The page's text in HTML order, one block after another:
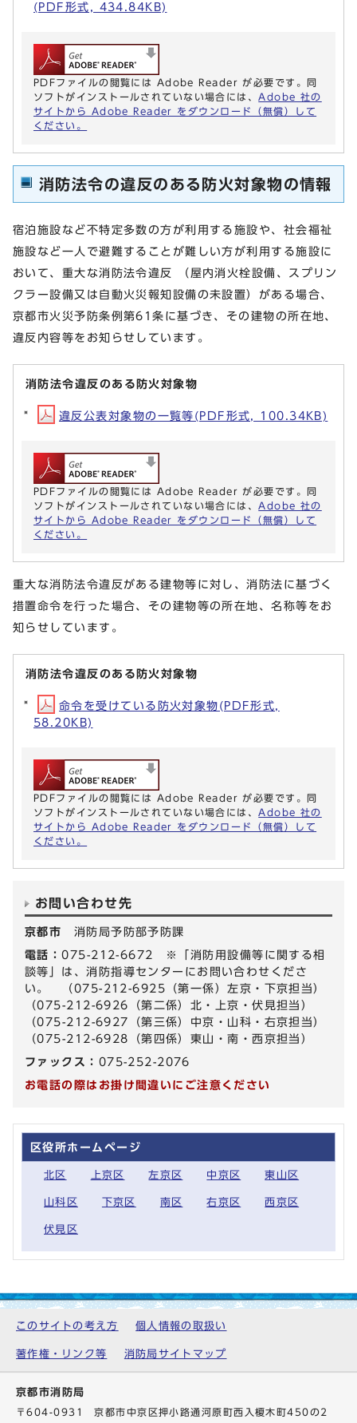
(PDF形式, 434.84KB)
PDFファイルの閲覧には Adobe Reader が必要です。同
ソフトがインストールされていない場合には、 Adobe 社の
サイトから Adobe Reader をダウンロード（無償）して
ください。
消防法令の違反のある防火対象物の情報
宿泊施設など不特定多数の方が利用する施設や、社会福祉
施設など一人で避難することが難しい方が利用する施設に
おいて、重大な消防法令違反 （屋内消火栓設備、スプリン
クラー設備又は自動火災報知設備の未設置）がある場合、
京都市火災予防条例第61条に基づき、その建物の所在地、
違反内容等をお知らせしています。
消防法令違反のある防火対象物
違反公表対象物の一覧等(PDF形式, 100.34KB)
PDFファイルの閲覧には Adobe Reader が必要です。同
ソフトがインストールされていない場合には、 Adobe 社の
サイトから Adobe Reader をダウンロード（無償）して
ください。
重大な消防法令違反がある建物等に対し、消防法に基づく
措置命令を行った場合、その建物等の所在地、名称等をお
知らせしています。
消防法令違反のある防火対象物
命令を受けている防火対象物(PDF形式,
58.20KB)
PDFファイルの閲覧には Adobe Reader が必要です。同
ソフトがインストールされていない場合には、 Adobe 社の
サイトから Adobe Reader をダウンロード（無償）して
ください。
お問い合わせ先
京都市 消防局予防部予防課
電話：075-212-6672 ※「消防用設備等に関する相
談等」は、消防指導センターにお問い合わせくださ
い。 （075-212-6925（第一係）左京・下京担当）
（075-212-6926（第二係）北・上京・伏見担当）
（075-212-6927（第三係）中京・山科・右京担当）
（075-212-6928（第四係）東山・南・西京担当）
ファックス： 075-252-2076
お電話の際はお掛け間違いにご注意ください
区役所ホームページ
北区 上京区 左京区 中京区 東山区
山科区 下京区 南区 右京区 西京区
伏見区
このサイトの考え方 個人情報の取扱い
著作権・リンク等 消防局サイトマップ
京都市消防局
〒604-0931 京都市中京区押小路通河原町西入榎木町450の2